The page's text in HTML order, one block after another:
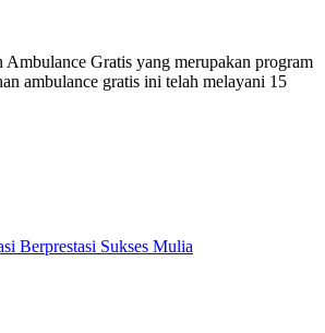
Gratis yang merupakan program
ambulance gratis ini telah melayani 15
Berprestasi Sukses Mulia